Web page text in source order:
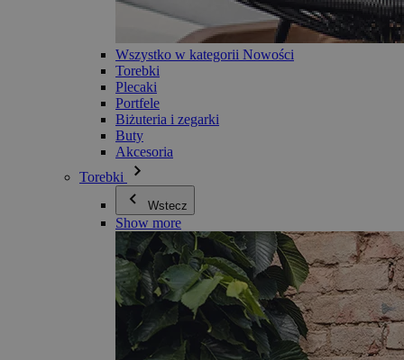
Wszystko w kategorii Nowości
Torebki
Plecaki
Portfele
Biżuteria i zegarki
Buty
Akcesoria
Torebki
Wstecz
Show more